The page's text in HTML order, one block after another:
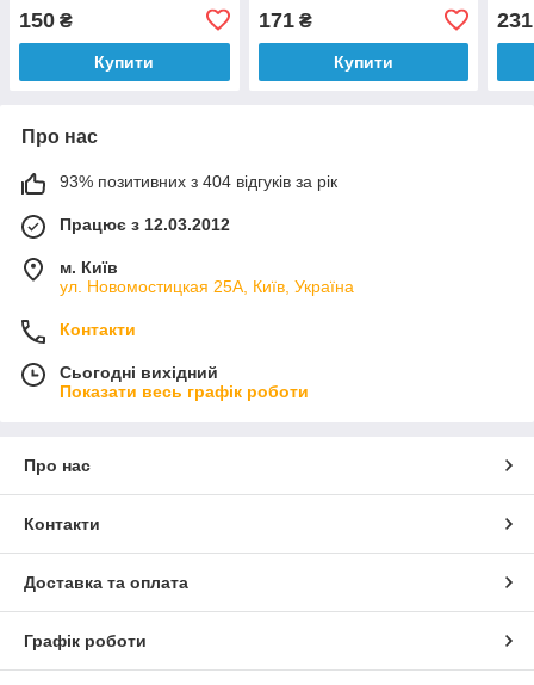
шліц-17мм [12]
150 ₴
Купити
171₴
Купити
231
Про нас
93% позитивних з 404 відгуків за рік
Працює з 12.03.2012
м. Київ
ул. Новомостицкая 25А, Київ, Україна
Контакти
Сьогодні вихідний
Показати весь графік роботи
Про нас
Контакти
Доставка та оплата
Графік роботи